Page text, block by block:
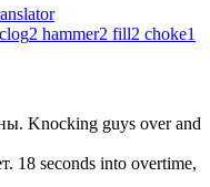
clog2 hammer2 fill2 choke1
Knocking guys over and
. 18 seconds into overtime,